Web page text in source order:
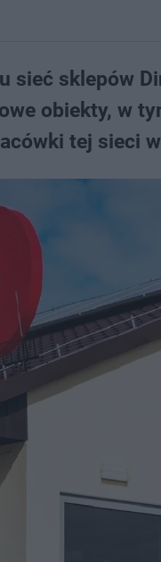
sieć sklepów
obiekty, w
tej sieci